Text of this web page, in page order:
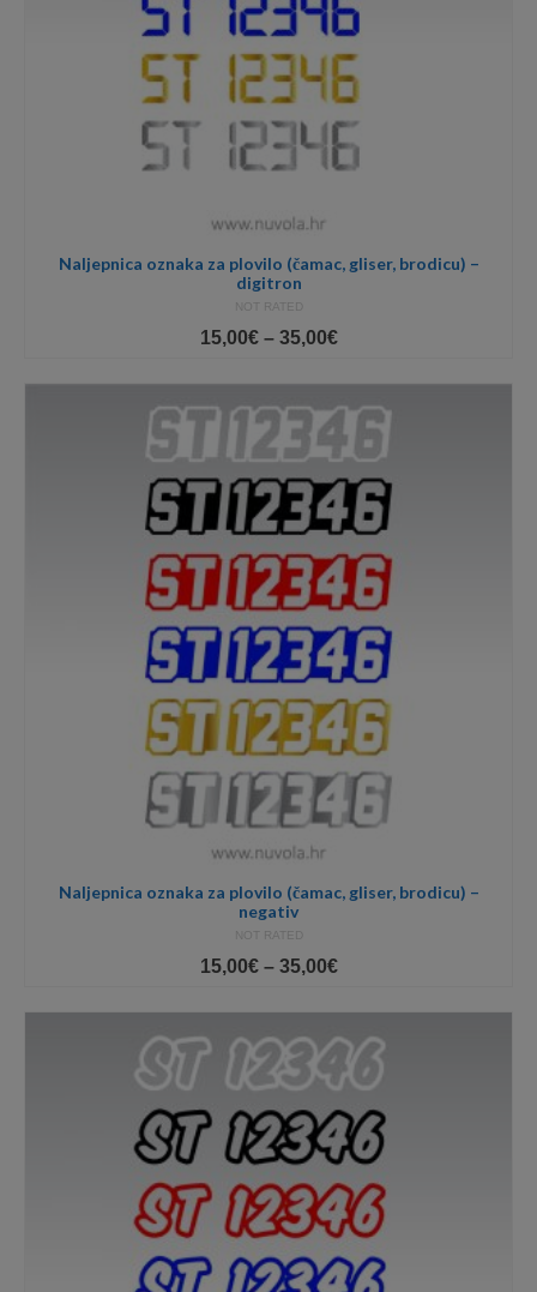
Naljepnica oznaka za plovilo (čamac, gliser, brodicu) –
digitron
NOT RATED
15,00€ – 35,00€Price
15,00€
through
35,00€
Naljepnica oznaka za plovilo (čamac, gliser, brodicu) –
negativ
NOT RATED
15,00€ – 35,00€Price
15,00€
through
35,00€